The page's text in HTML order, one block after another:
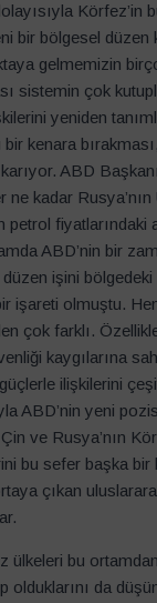
Körfez’in
bir bölgesel düzen
gelmemizin
sistemin çok
yeniden
kenara
ABD
kadar Rusya’nın
petrol fiyatlarındaki
ABD’nin bir
düzen işini
işareti olmuştu.
çok farklı.
kaygılarına
ilişkilerini
ABD’nin yeni
ve Rusya’nın
bu sefer başka bir
çıkan
ülkeleri bu
olduklarını da